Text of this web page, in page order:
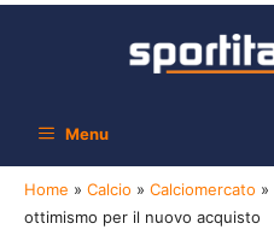
Menu
Home » Calcio » Calciomercato »
ottimismo per il nuovo acquisto